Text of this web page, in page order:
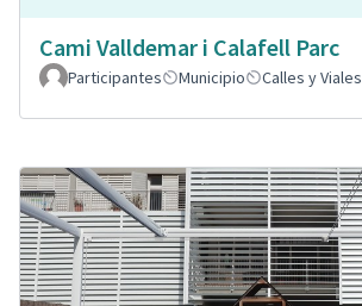
Cami Valldemar i Calafell Parc
Participantes
Municipio Calles y Viales